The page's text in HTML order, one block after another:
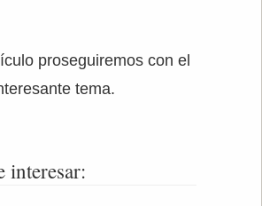
proseguiremos con el
tema.
interesar: